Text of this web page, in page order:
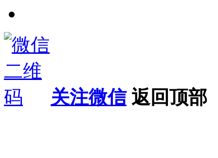
关注微信 返回顶部